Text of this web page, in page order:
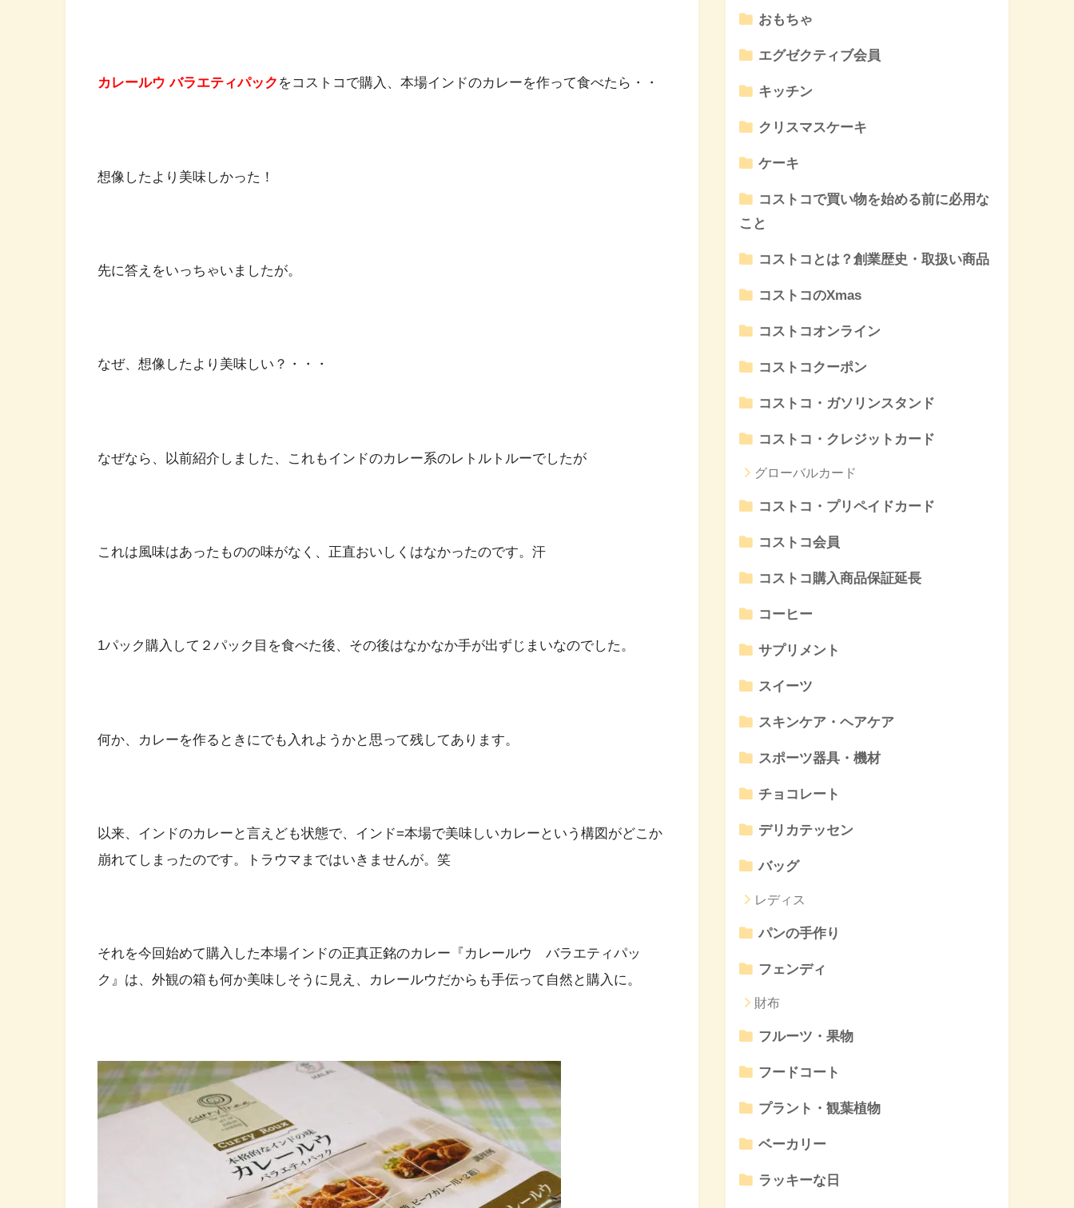
カレールウ バラエティパック をコストコで購入、本場インドのカレーを作って食べたら・・
想像したより美味しかった！
先に答えをいっちゃいましたが。
なぜ、想像したより美味しい？・・・
なぜなら、以前紹介しました、これもインドのカレー系のレトルトルーでしたが
これは風味はあったものの味がなく、正直おいしくはなかったのです。汗
1パック購入して２パック目を食べた後、その後はなかなか手が出ずじまいなのでした。
何か、カレーを作るときにでも入れようかと思って残してあります。
以来、インドのカレーと言えども状態で、インド=本場で美味しいカレーという構図がどこか
崩れてしまったのです。トラウマまではいきませんが。笑
それを今回始めて購入した本場インドの正真正銘のカレー『カレールウ バラエティパッ
ク』は、外観の箱も何か美味しそうに見え、カレールウだからも手伝って自然と購入に。
おもちゃ
エグゼクティブ会員
キッチン
クリスマスケーキ
ケーキ
コストコで買い物を始める前に必用な
こと
コストコとは？創業歴史・取扱い商品
コストコのXmas
コストコオンライン
コストコクーポン
コストコ・ガソリンスタンド
コストコ・クレジットカード
グローバルカード
コストコ・プリペイドカード
コストコ会員
コストコ購入商品保証延長
コーヒー
サプリメント
スイーツ
スキンケア・ヘアケア
スポーツ器具・機材
チョコレート
デリカテッセン
バッグ
レディス
パンの手作り
フェンディ
財布
フルーツ・果物
フードコート
プラント・観葉植物
ベーカリー
ラッキーな日